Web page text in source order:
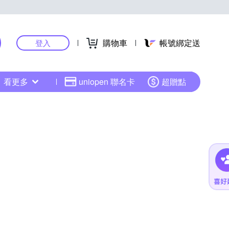
登入 購物車 帳號綁定送
看更多 uniopen 聯名卡 超贈點